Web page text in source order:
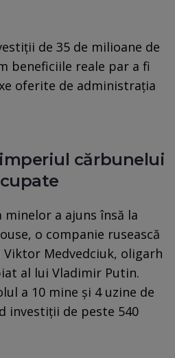
de 35 de milioane de
beneficiile reale par a fi
oferite de administrația
cărbunelui
minelor a ajuns însă la
o companie rusească
Medvedciuk, oligarh
al lui Vladimir Putin.
a 10 mine și 4 uzine de
investiții de peste 540